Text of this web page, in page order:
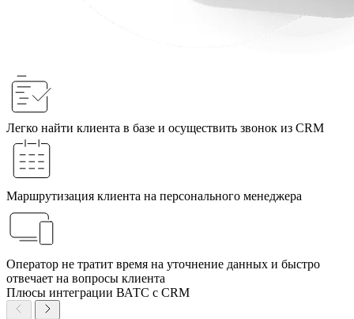
Легко найти клиента в базе и осуществить звонок из CRM
Маршрутизация клиента на персонального менеджера
Оператор не тратит время на уточнение данных и быстро
отвечает на вопросы клиента
Плюсы интеграции ВАТС с CRM